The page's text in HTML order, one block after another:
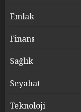
Emlak
Finans
Sağlık
Seyahat
Teknoloji